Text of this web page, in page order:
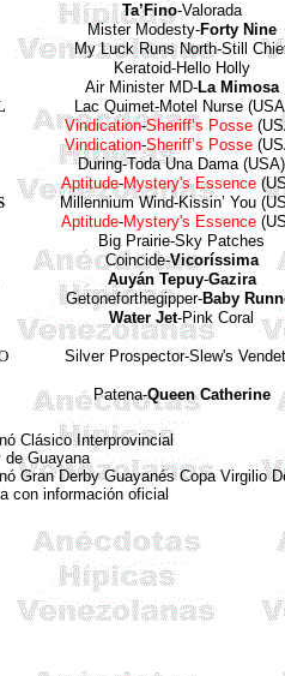
Ta’Fino-Valorada
Mister Modesty-Forty Nine
My Luck Runs North-Still
Keratoid-Hello Holly
Air Minister MD-La Mimosa
Lac Quimet-Motel Nurse (USA
Vindication-Sheriff’s Posse
Vindication-Sheriff’s Posse
During-Toda Una Dama (USA)
Aptitude-Mystery's Essence
Millennium Wind-Kissin’ You (
Aptitude-Mystery's Essence
Big Prairie-Sky Patches
Coincide-Vicoríssima
Auyán Tepuy-Gazira
Getoneforthegipper-Baby
Water Jet-Pink Coral
Silver Prospector-Slew's
Patena-Queen Catherine
Clásico Interprovincial
de Guayana
Gran Derby Guayanés Copa Virgilio
con información oficial